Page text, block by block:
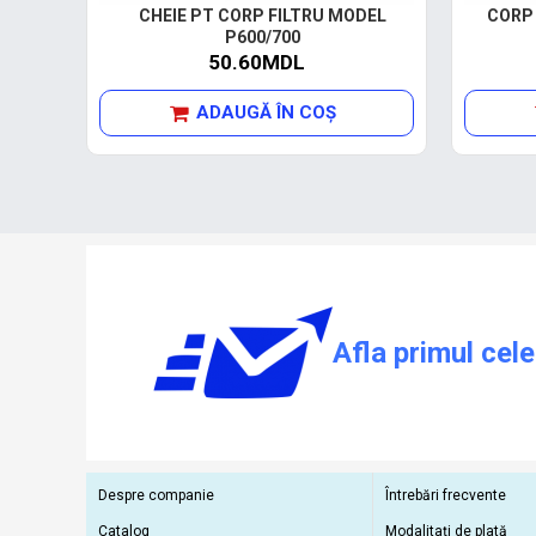
CHEIE PT CORP FILTRU MODEL
P600/700
50.60MDL
ADAUGĂ ÎN COŞ
Afla primul
Despre companie
Catalog
Întrebări frecvente
Modalitați de plată